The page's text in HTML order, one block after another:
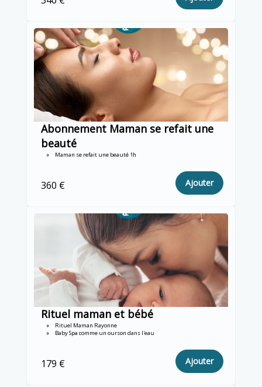
Abonnement Maman se refait une
beauté
Maman se refait une beauté 1h
360 € Ajouter
Rituel maman et bébé
Rituel Maman Rayonne
Baby Spa comme un ourson dans l'eau
179 € Ajouter